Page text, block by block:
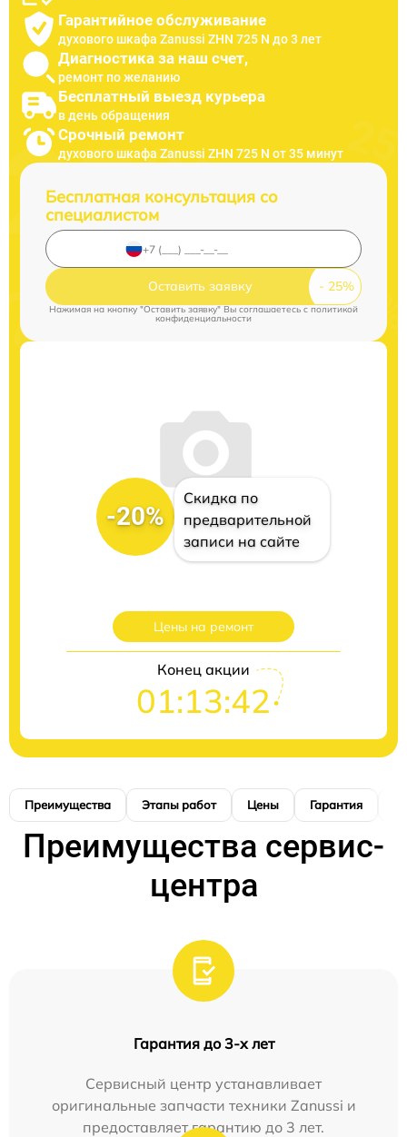
Гарантийное обслуживание
духового шкафа Zanussi ZHN 725 N до 3 лет
Диагностика за наш счет,
ремонт по желанию
Бесплатный выезд курьера
в день обращения
Срочный ремонт
духового шкафа Zanussi ZHN 725 N от 35 минут
Бесплатная консультация со
специалистом
Оставить заявку
Нажимая на кнопку "Оставить заявку" Вы соглашаетесь cполитикой
конфиденциальности
-20%
Скидка по
предварительной
записи на сайте
Цены на ремонт
Конец акции
01:13:41
Преимущества Этапы работ Цены Гарантия
Преимущества сервис-
центра
Гарантия до 3-х лет
Сервисный центр устанавливает
оригинальные запчасти техники Zanussi и
предоставляет гарантию до 3 лет.